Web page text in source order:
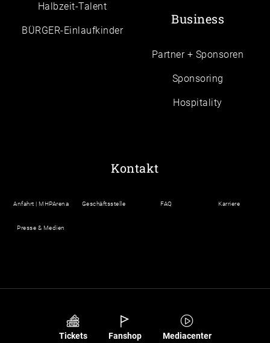
Halbzeit-Talent
BÜRGER-Einlaufkinder
Business
Partner + Sponsoren
Sponsoring
Hospitality
Kontakt
Anfahrt | MHPArena Geschäftsstelle FAQ Karriere
Presse & Medien
Tickets Fanshop Mediacenter